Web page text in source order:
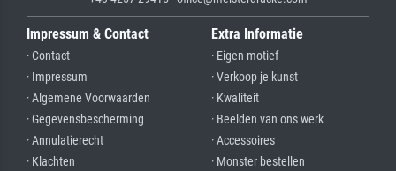
Impressum & Contact
· Contact
· Impressum
· Algemene Voorwaarden
· Gegevensbescherming
· Annulatierecht
· Klachten
Extra Informatie
· Eigen motief
· Verkoop je kunst
· Kwaliteit
· Beelden van ons werk
· Accessoires
· Monster bestellen